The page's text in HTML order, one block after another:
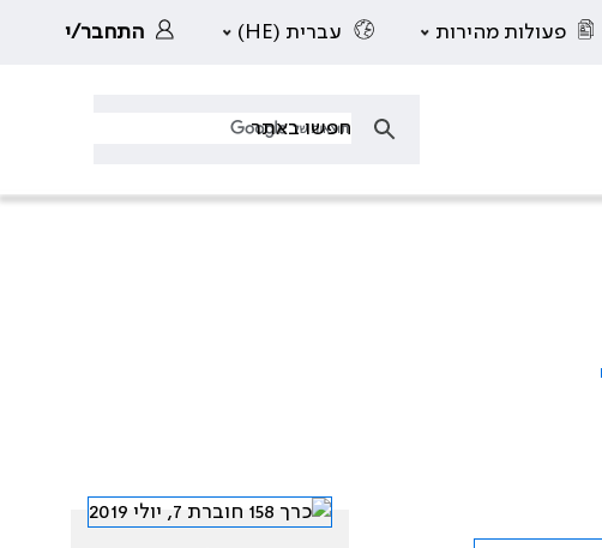
פעולות מהירות עברית (HE) התחבר/י